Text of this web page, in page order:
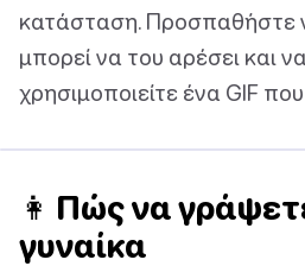
κατάσταση. Προσπαθήστε
μπορεί να του αρέσει και
χρησιμοποιείτε ένα GIF
👩 Πώς να
γυναίκα